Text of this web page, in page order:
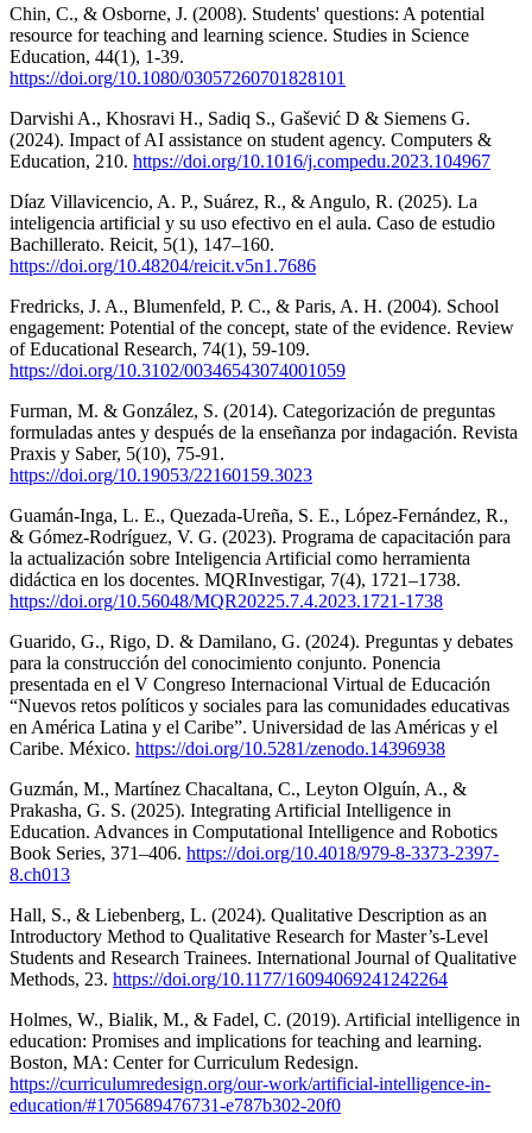
Chin, C., & Osborne, J. (2008). Students' questions: A potential
resource for teaching and learning science. Studies in Science
Education, 44(1), 1-39.
https://doi.org/10.1080/03057260701828101
Darvishi A., Khosravi H., Sadiq S., Gašević D & Siemens G.
(2024). Impact of AI assistance on student agency. Computers &
Education, 210. https://doi.org/10.1016/j.compedu.2023.104967
Díaz Villavicencio, A. P., Suárez, R., & Angulo, R. (2025). La
inteligencia artificial y su uso efectivo en el aula. Caso de estudio
Bachillerato. Reicit, 5(1), 147–160.
https://doi.org/10.48204/reicit.v5n1.7686
Fredricks, J. A., Blumenfeld, P. C., & Paris, A. H. (2004). School
engagement: Potential of the concept, state of the evidence. Review
of Educational Research, 74(1), 59-109.
https://doi.org/10.3102/00346543074001059
Furman, M. & González, S. (2014). Categorización de preguntas
formuladas antes y después de la enseñanza por indagación. Revista
Praxis y Saber, 5(10), 75-91.
https://doi.org/10.19053/22160159.3023
Guamán-Inga, L. E., Quezada-Ureña, S. E., López-Fernández, R.,
& Gómez-Rodríguez, V. G. (2023). Programa de capacitación para
la actualización sobre Inteligencia Artificial como herramienta
didáctica en los docentes. MQRInvestigar, 7(4), 1721–1738.
https://doi.org/10.56048/MQR20225.7.4.2023.1721-1738
Guarido, G., Rigo, D. & Damilano, G. (2024). Preguntas y debates
para la construcción del conocimiento conjunto. Ponencia
presentada en el V Congreso Internacional Virtual de Educación
“Nuevos retos políticos y sociales para las comunidades educativas
en América Latina y el Caribe”. Universidad de las Américas y el
Caribe. México. https://doi.org/10.5281/zenodo.14396938
Guzmán, M., Martínez Chacaltana, C., Leyton Olguín, A., &
Prakasha, G. S. (2025). Integrating Artificial Intelligence in
Education. Advances in Computational Intelligence and Robotics
Book Series, 371–406. https://doi.org/10.4018/979-8-3373-2397-
8.ch013
Hall, S., & Liebenberg, L. (2024). Qualitative Description as an
Introductory Method to Qualitative Research for Master’s-Level
Students and Research Trainees. International Journal of Qualitative
Methods, 23. https://doi.org/10.1177/16094069241242264
Holmes, W., Bialik, M., & Fadel, C. (2019). Artificial intelligence in
education: Promises and implications for teaching and learning.
Boston, MA: Center for Curriculum Redesign.
https://curriculumredesign.org/our-work/artificial-intelligence-in-
education/#1705689476731-e787b302-20f0